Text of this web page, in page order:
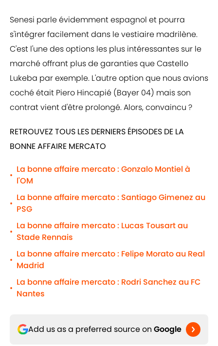
Senesi parle évidemment espagnol et pourra
s'intégrer facilement dans le vestiaire madrilène.
C'est l'une des options les plus intéressantes sur le
marché offrant plus de garanties que Castello
Lukeba par exemple. L'autre option que nous avions
coché était Piero Hincapié (Bayer 04) mais son
contrat vient d'être prolongé. Alors, convaincu ?
RETROUVEZ TOUS LES DERNIERS ÉPISODES DE LA
BONNE AFFAIRE MERCATO
•
La bonne affaire mercato : Gonzalo Montiel à
l'OM
•
La bonne affaire mercato : Santiago Gimenez au
PSG
•
La bonne affaire mercato : Lucas Tousart au
Stade Rennais
•
La bonne affaire mercato : Felipe Morato au Real
Madrid
•
La bonne affaire mercato : Rodri Sanchez au FC
Nantes
Add us as a preferred source on Google